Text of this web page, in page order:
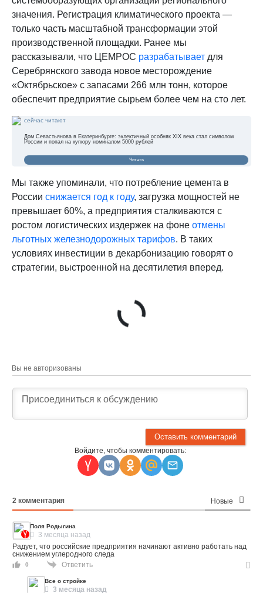
значения. Регистрация климатического проекта —
только часть масштабной трансформации этой
производственной площадки. Ранее мы
рассказывали, что ЦЕМРОС разрабатывает для
Серебрянского завода новое месторождение
«Октябрьское» с запасами 266 млн тонн, которое
обеспечит предприятие сырьем более чем на сто лет.
сейчас читают
Дом Севастьянова в Екатеринбурге: эклектичный особняк XIX века стал символом
России и попал на купюру номиналом 5000 рублей
Читать
Мы также упоминали, что потребление цемента в
России снижается год к году, загрузка мощностей не
превышает 60%, а предприятия сталкиваются с
ростом логистических издержек на фоне отмены
льготных железнодорожных тарифов. В таких
условиях инвестиции в декарбонизацию говорят о
стратегии, выстроенной на десятилетия вперед.
Вы не авторизованы
Войдите, чтобы комментировать:
2 комментария Новые
Поля Родыгина
3 месяца назад
Радует, что российские предприятия начинают активно работать над
снижением углеродного следа
0 Ответить
Все о стройке
3 месяца назад